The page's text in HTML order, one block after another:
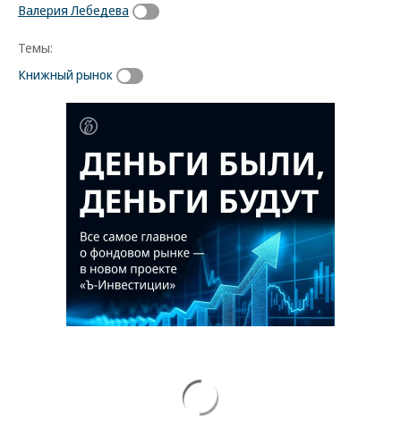
Валерия Лебедева
Темы:
Книжный рынок